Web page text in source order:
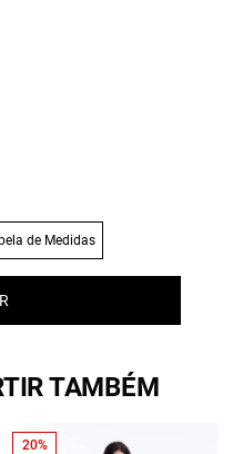
de Medidas
TAMBÉM
20%